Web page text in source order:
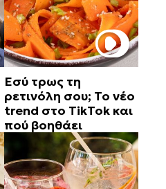
Εσύ τρως τη
ρετινόλη σου; Το νέο
trend στο TikTok και
πού βοηθάει